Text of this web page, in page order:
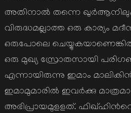
അതിനാല്‍ തന്നെ ഖുര്‍ആനിലും
വിരുദ്ധമല്ലാത്ത ഒരു കാര്യം
ഒരുപോലെ
ഒരു മുഖ്യ സ്രോതസായി
എന്നായിരുന്നു ഇമാം
ഇമാമുമാരില്‍ ഇവര്‍ക്കു
അഭിപ്രായമുളളത്.